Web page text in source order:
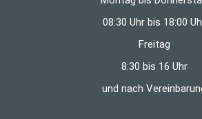
08:30 Uhr bis 18:00
Freitag
8:30 bis 16 Uhr
und nach